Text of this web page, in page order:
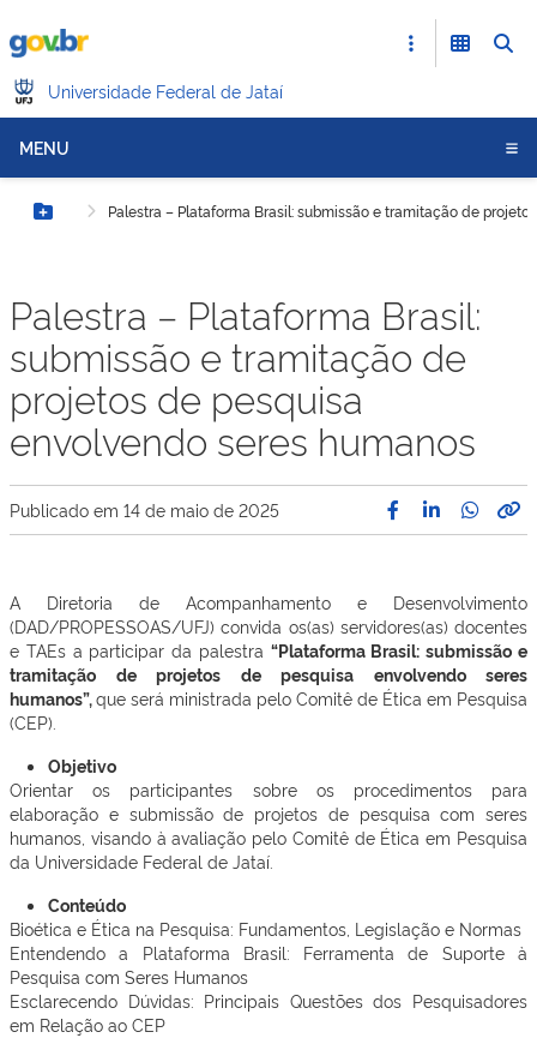
Universidade Federal de Jataí
MENU
Botão MenuPalestra – Plataforma Brasil: submissão e tramitação de
Palestra – Plataforma Brasil:
submissão e tramitação de
projetos de pesquisa
envolvendo seres humanos
Publicado em 14 de maio de 2025
A Diretoria de Acompanhamento e Desenvolvimento
(DAD/PROPESSOAS/UFJ) convida os(as) servidores(as) docentes
e TAEs a participar da palestra “Plataforma Brasil: submissão e
tramitação de projetos de pesquisa envolvendo seres
humanos”,que será ministrada pelo Comitê de Ética em Pesquisa
(CEP).
Objetivo
Orientar os participantes sobre os procedimentos para
elaboração e submissão de projetos de pesquisa com seres
humanos, visando à avaliação pelo Comitê de Ética em Pesquisa
da Universidade Federal de Jataí.
Conteúdo
Bioética e Ética na Pesquisa: Fundamentos, Legislação e Normas
Entendendo a Plataforma Brasil: Ferramenta de Suporte à
Pesquisa com Seres Humanos
Esclarecendo Dúvidas: Principais Questões dos Pesquisadores
em Relação ao CEP